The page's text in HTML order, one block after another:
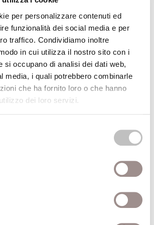
per personalizzare contenuti ed
funzionalità dei social media e per
traffico. Condividiamo inoltre
in cui utilizza il nostro sito con i
si occupano di analisi dei dati web,
media, i quali potrebbero combinarle
che ha fornito loro o che hanno
dei loro servizi.
contribuire sensibilmente
programmatica dei
motivi di consenso, sono
precisamente in base a
avere luogo a patto di aver
caratteristiche fondamentali
lentezza,
che aiuti le persone ad
– come il
climatico – e insegni loro a
con i valori e le difficoltà della